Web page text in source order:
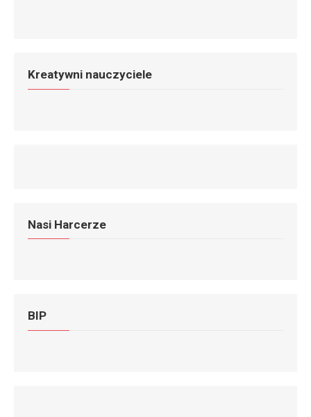
Kreatywni nauczyciele
Nasi Harcerze
BIP